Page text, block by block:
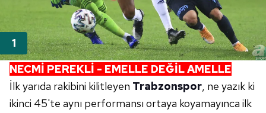
NECMİ PEREKLİ - EMELLE DEĞİL AMELLE
İlk yarıda rakibini kilitleyen Trabzonspor, ne yazık ki
ikinci 45'te aynı performansı ortaya koyamayınca ilk